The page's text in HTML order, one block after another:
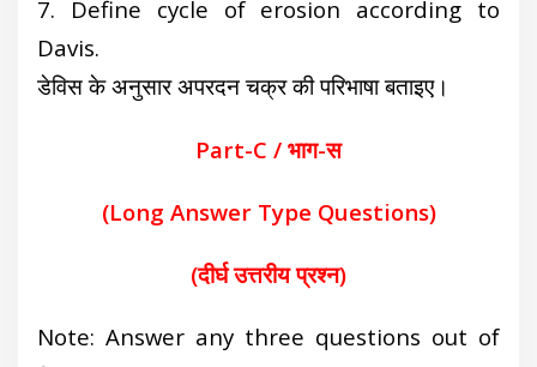
7. Define cycle of erosion according to
Davis.
डेविस के अनुसार अपरदन चक्र की परिभाषा बताइए।
Part-C / भाग-स
(Long Answer Type Questions)
(दीर्घ उत्तरीय प्रश्न)
Note: Answer any three questions out of